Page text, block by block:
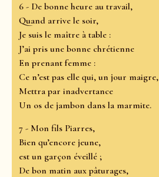
6 - De bonne heure au travail,
Quand arrive le soir,
Je suis le maître à table :
J’ai pris une bonne chrétienne
En prenant femme :
Ce n’est pas elle qui, un jour maigre,
Mettra par inadvertance
Un os de jambon dans la marmite.
7 - Mon fils Piarres,
Bien qu’encore jeune,
est un garçon éveillé ;
De bon matin aux pâturages,